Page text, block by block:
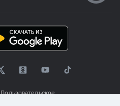
Пользовательское